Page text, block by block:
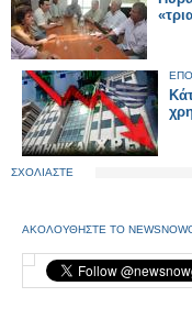
ΣΧΟΛΙΑΣΤΕ
ΑΚΟΛΟΥΘΗΣΤΕ ΤΟ